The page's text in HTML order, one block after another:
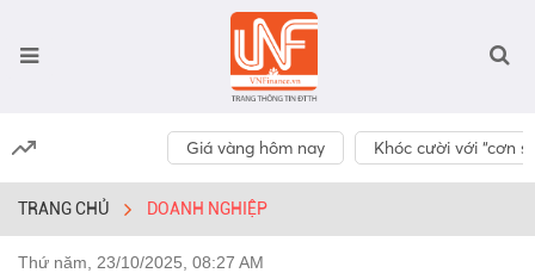
Giá vàng hôm nay Khóc cười với “cơn
TRANG CHỦ DOANH NGHIỆP
Thứ năm, 23/10/2025, 08:27 AM